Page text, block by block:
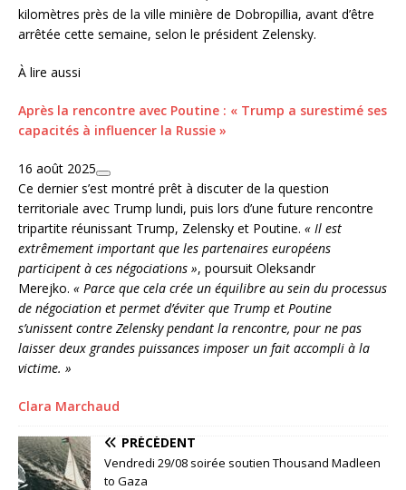
kilomètres près de la ville minière de Dobropillia, avant d’être
arrêtée cette semaine, selon le président Zelensky.
À lire aussi
Après la rencontre avec Poutine : « Trump a surestimé ses
capacités à influencer la Russie »
16 août 2025
Ce dernier s’est montré prêt à discuter de la question
territoriale avec Trump lundi, puis lors d’une future rencontre
tripartite réunissant Trump, Zelensky et Poutine. « Il est
extrêmement important que les partenaires européens
participent à ces négociations », poursuit Oleksandr
Merejko. « Parce que cela crée un équilibre au sein du processus
de négociation et permet d’éviter que Trump et Poutine
s’unissent contre Zelensky pendant la rencontre, pour ne pas
laisser deux grandes puissances imposer un fait accompli à la
victime. »
Clara Marchaud
PRÉCÉDENT
Vendredi 29/08 soirée soutien Thousand Madleen
to Gaza